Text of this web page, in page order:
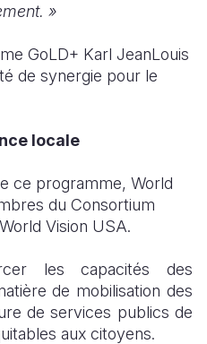
»
GoLD+ Karl JeanLouis
de synergie pour le
locale
ce programme, World
du Consortium
Vision USA.
les capacités des
de mobilisation des
de services publics de
aux citoyens.